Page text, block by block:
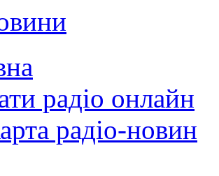
радіо онлайн
радіо-новин